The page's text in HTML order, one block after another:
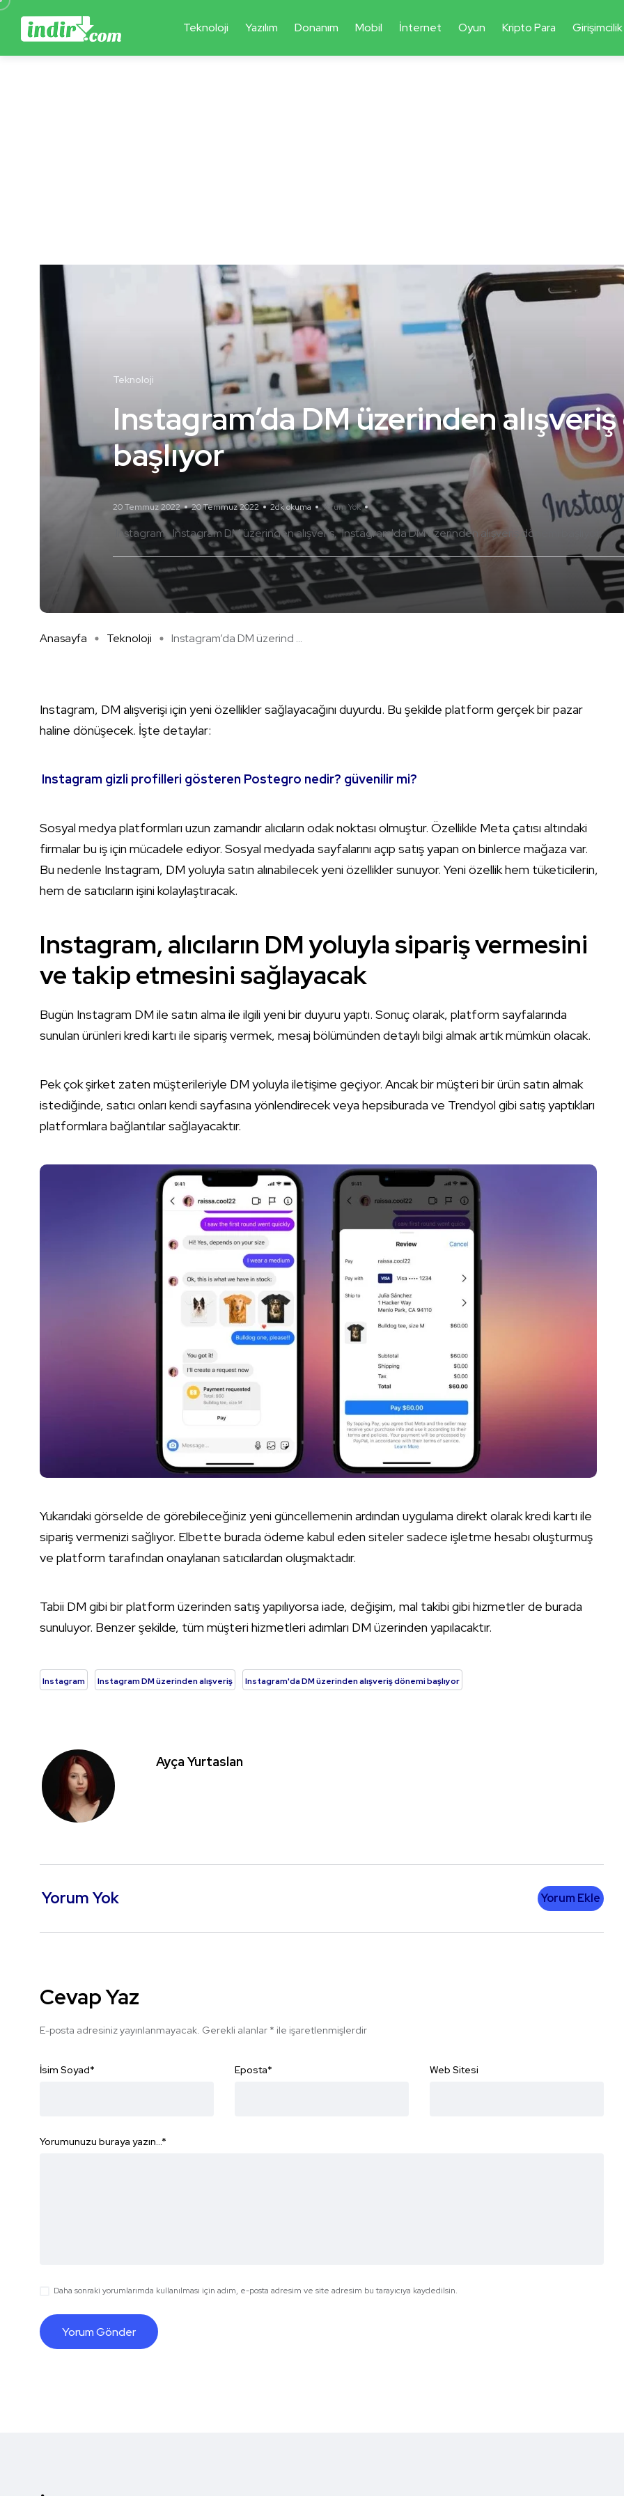
Teknoloji Yazılım Donanım Mobil İnternet Oyun Kripto Para Girişimcilik
Teknoloji
Instagram’da DM üzerinden
başlıyor
20 Temmuz 2022 20 Temmuz 2022 2dk okuma Yorum Yok
Instagram Instagram DM üzerinden alışveriş Instagram'da DM üzerinden alışveriş dönemi başlıyor
Anasayfa Teknoloji Instagram’da DM üzerind ...
Instagram, DM alışverişi için yeni özellikler sağlayacağını duyurdu. Bu şekilde platform gerçek bir pazar
haline dönüşecek. İşte detaylar:
Instagram gizli profilleri gösteren Postegro nedir? güvenilir mi?
Sosyal medya platformları uzun zamandır alıcıların odak noktası olmuştur. Özellikle Meta çatısı altındaki
firmalar bu iş için mücadele ediyor. Sosyal medyada sayfalarını açıp satış yapan on binlerce mağaza var.
Bu nedenle Instagram, DM yoluyla satın alınabilecek yeni özellikler sunuyor. Yeni özellik hem tüketicilerin,
hem de satıcıların işini kolaylaştıracak.
Instagram, alıcıların DM yoluyla sipariş vermesini
ve takip etmesini sağlayacak
Bugün Instagram DM ile satın alma ile ilgili yeni bir duyuru yaptı. Sonuç olarak, platform sayfalarında
sunulan ürünleri kredi kartı ile sipariş vermek, mesaj bölümünden detaylı bilgi almak artık mümkün olacak.
Pek çok şirket zaten müşterileriyle DM yoluyla iletişime geçiyor. Ancak bir müşteri bir ürün satın almak
istediğinde, satıcı onları kendi sayfasına yönlendirecek veya hepsiburada ve Trendyol gibi satış yaptıkları
platformlara bağlantılar sağlayacaktır.
Yukarıdaki görselde de görebileceğiniz yeni güncellemenin ardından uygulama direkt olarak kredi kartı ile
sipariş vermenizi sağlıyor. Elbette burada ödeme kabul eden siteler sadece işletme hesabı oluşturmuş
ve platform tarafından onaylanan satıcılardan oluşmaktadır.
Tabii DM gibi bir platform üzerinden satış yapılıyorsa iade, değişim, mal takibi gibi hizmetler de burada
sunuluyor. Benzer şekilde, tüm müşteri hizmetleri adımları DM üzerinden yapılacaktır.
Instagram Instagram DM üzerinden alışveriş Instagram'da DM üzerinden alışveriş dönemi başlıyor
Ayça Yurtaslan
Yorum Yok Yorum Ekle
Cevap Yaz
E-posta adresiniz yayınlanmayacak. Gerekli alanlar * ile işaretlenmişlerdir
İsim Soyad* Eposta* Web Sitesi
Yorumunuzu buraya yazın...*
Daha sonraki yorumlarımda kullanılması için adım, e-posta adresim ve site adresim bu tarayıcıya kaydedilsin.